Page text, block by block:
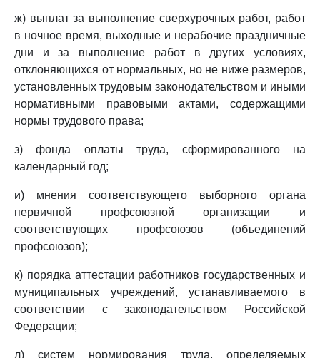
ж) выплат за выполнение сверхурочных работ, работ
в ночное время, выходные и нерабочие праздничные
дни и за выполнение работ в других условиях,
отклоняющихся от нормальных, но не ниже размеров,
установленных трудовым законодательством и иными
нормативными правовыми актами, содержащими
нормы трудового права;
з) фонда оплаты труда, сформированного на
календарный год;
и) мнения соответствующего выборного органа
первичной профсоюзной организации и
соответствующих профсоюзов (объединений
профсоюзов);
к) порядка аттестации работников государственных и
муниципальных учреждений, устанавливаемого в
соответствии с законодательством Российской
Федерации;
л) систем нормирования труда, определяемых